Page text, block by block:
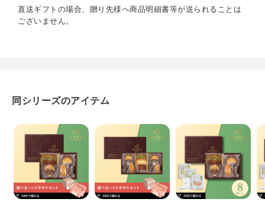
乳成分、卵、小麦、大豆、アーモンド、りんご、オレンジ、
マカダミアナッツ
直送ギフトの場合、贈り先様へ商品明細書等が送られることは
ございません。
同シリーズのアイテム